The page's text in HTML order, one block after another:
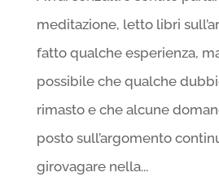
meditazione, letto libri
fatto qualche esperienza,
possibile che qualche
rimasto e che alcune
posto sull’argomento
girovagare nella...